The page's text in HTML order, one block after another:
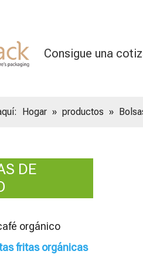
Consigue una
Hogar » productos »
DE
orgánico
fritas orgánicas